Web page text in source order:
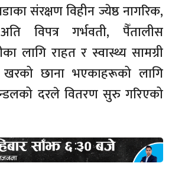
संरक्षण विहीन ज्येष्ठ नागरिक,
विपत्र गर्भवती, पैँतालीस
लागि राहत र स्वास्थ्य सामग्री
खरको छाना भएकाहरूको लागि
दरले वितरण सुरु गरिएको